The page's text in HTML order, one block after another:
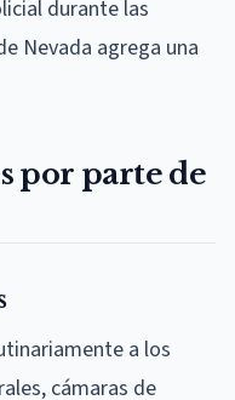
durante las
Nevada agrega una
por parte de
a los
cámaras de